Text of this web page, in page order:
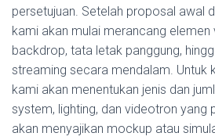
persetujuan. Setelah proposal awal
kami akan mulai merancang elemen
backdrop, tata letak panggung,
streaming secara mendalam. Untuk
kami akan menentukan jenis dan
system, lighting, dan videotron yang
akan menyajikan mockup atau